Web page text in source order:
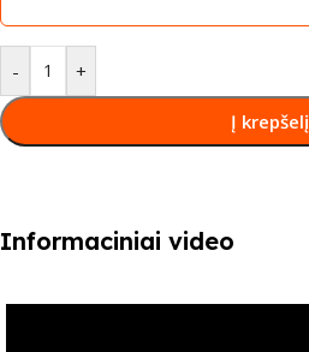
- +
Į krepšelį
Informaciniai video